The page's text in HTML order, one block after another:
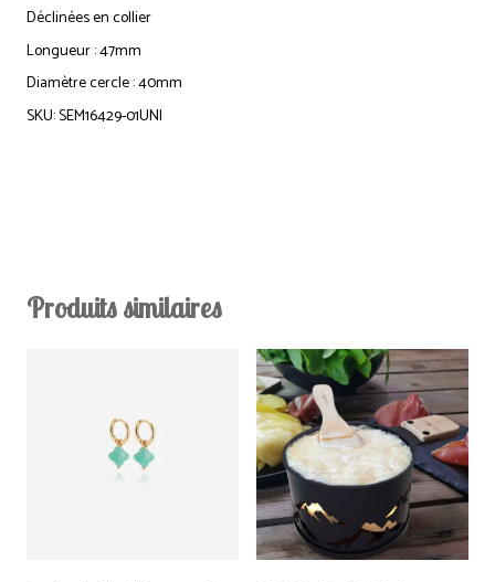
Déclinées en collier
Longueur : 47mm
Diamètre cercle : 40mm
SKU: SEM16429-01UNI
Produits similaires